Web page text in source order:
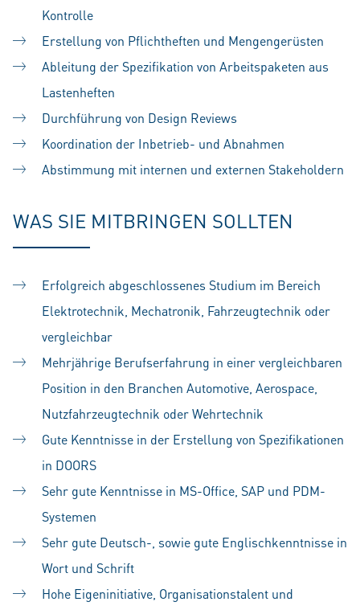
Kontrolle
Erstellung von Pflichtheften und Mengengerüsten
Ableitung der Spezifikation von Arbeitspaketen aus
Lastenheften
Durchführung von Design Reviews
Koordination der Inbetrieb- und Abnahmen
Abstimmung mit internen und externen Stakeholdern
WAS SIE MITBRINGEN SOLLTEN
Erfolgreich abgeschlossenes Studium im Bereich
Elektrotechnik, Mechatronik, Fahrzeugtechnik oder
vergleichbar
Mehrjährige Berufserfahrung in einer vergleichbaren
Position in den Branchen Automotive, Aerospace,
Nutzfahrzeugtechnik oder Wehrtechnik
Gute Kenntnisse in der Erstellung von Spezifikationen
in DOORS
Sehr gute Kenntnisse in MS-Office, SAP und PDM-
Systemen
Sehr gute Deutsch-, sowie gute Englischkenntnisse in
Wort und Schrift
Hohe Eigeninitiative, Organisationstalent und